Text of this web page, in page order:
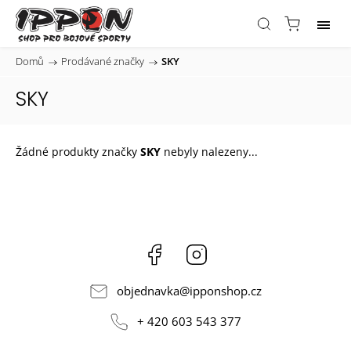
Domů / Prodávané značky / SKY
SKY
Žádné produkty značky SKY nebyly nalezeny...
Facebook
objednavka@ipponshop.cz
+ 420 603 543 377